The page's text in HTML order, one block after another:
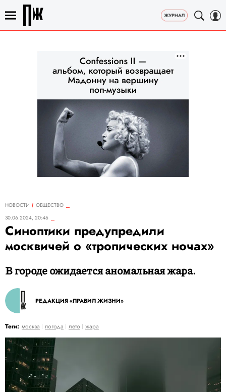
НОВОСТИ
ОБЩЕСТВО
30.06.2024, 20:46
Синоптики предупредили
москвичей о «тропических ночах»
В городе ожидается аномальная жара.
РЕДАКЦИЯ «ПРАВИЛ ЖИЗНИ»
Теги: москва погода лето жара